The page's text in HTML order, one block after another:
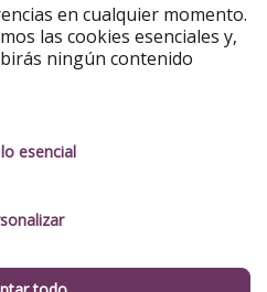
Información legal
Gestionar servicios
en cualquier momento.
las cookies esenciales y,
ningún contenido
esencial